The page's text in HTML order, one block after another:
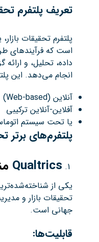
تعریف پلتفرم
پلتفرم تحقیقات
است که فرآیندهای
داده، تحلیل، و
انجام می‌دهد. این
آنلاین (Web-based)
آفلاین-آنلاین ترکیبی
یا تحت سیستم
پلتفرم‌های برتر
Qualtrics
یکی از
تحقیقات بازار و
جهانی است.
قابلیت‌ها: